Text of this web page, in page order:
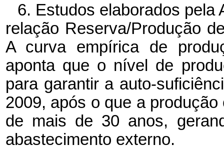
6. Estudos elaborados pela
relação Reserva/Produção
A curva empírica de
aponta que o nível de
para garantir a auto-
2009, após o que a
de mais de 30 anos,
abastecimento externo.